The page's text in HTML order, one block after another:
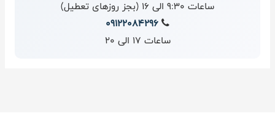
ساعات 9:30 الی 16 (بجز روزهای تعطیل)
09122084296
ساعات 17 الی 20